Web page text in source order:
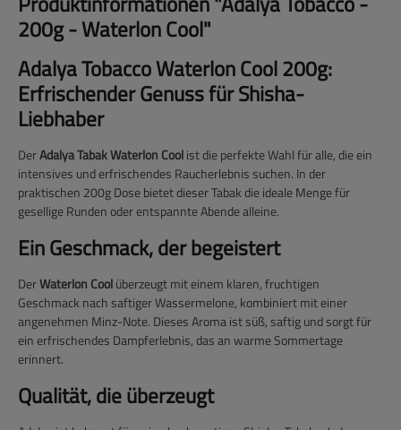
200g - Waterlon Cool"
Adalya Tobacco Waterlon Cool 200g:
Erfrischender Genuss für Shisha-
Liebhaber
DerAdalya Tabak Waterlon Coolist die perfekte Wahl für alle, die ein
intensives und erfrischendes Raucherlebnis suchen. In der
praktischen 200g Dose bietet dieser Tabak die ideale Menge für
gesellige Runden oder entspannte Abende alleine.
Ein Geschmack, der begeistert
DerWaterlon Coolüberzeugt mit einem klaren, fruchtigen
Geschmack nach saftiger Wassermelone, kombiniert mit einer
angenehmen Minz-Note. Dieses Aroma ist süß, saftig und sorgt für
ein erfrischendes Dampferlebnis, das an warme Sommertage
erinnert.
Qualität, die überzeugt